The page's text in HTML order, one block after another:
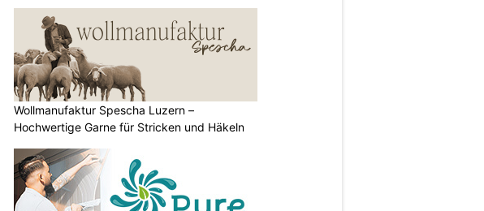
Wollmanufaktur Spescha Luzern –
Hochwertige Garne für Stricken und Häkeln